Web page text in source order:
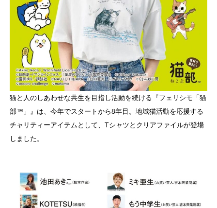
猫と人のしあわせな共生を目指し活動を続ける『フェリシモ「猫
部™」』は、今年でスタートから8年目。地域猫活動を応援する
チャリティーアイテムとして、Tシャツとクリアファイルが登場
しました。